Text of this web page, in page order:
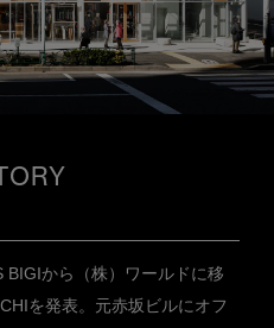
BIGIから（株）ワールドに移
を発表。元赤坂ビルにオフ